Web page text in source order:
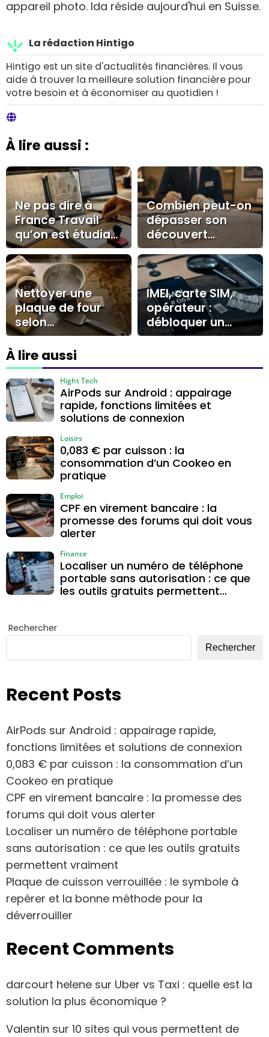
appareil photo. Ida réside aujourd'hui en Suisse.
La rédaction Hintigo
Hintigo est un site d'actualités financières. Il vous
aide à trouver la meilleure solution financière pour
votre besoin et à économiser au quotidien !
À lire aussi :
Ne pas dire à
France Travail
qu’on est étudiant
: le silence qui
peut coûter une
allocation
Combien peut-on
dépasser son
découvert
autorisé au Crédit
Agricole, à quel
coût et pendant
combien de
temps ?
Nettoyer une
plaque de four
selon
l’encrassement :
savon noir,
bicarbonate ou
dégraissant
IMEI, carte SIM,
opérateur :
débloquer un
téléphone tout
tromper
À lire aussi
AirPods sur Android : appairage
rapide, fonctions limitées et
solutions de connexion
Hight Tech
0,083 € par cuisson : la
consommation d’un Cookeo en
pratique
Loisirs
CPF en virement bancaire : la
promesse des forums qui doit vous
alerter
Emploi
Localiser un numéro de téléphone
portable sans autorisation : ce que
les outils gratuits permettent
Finance
Rechercher
Rechercher
Recent Posts
AirPods sur Android : appairage rapide,
fonctions limitées et solutions de connexion
0,083 € par cuisson : la consommation d’un
Cookeo en pratique
CPF en virement bancaire : la promesse des
forums qui doit vous alerter
Localiser un numéro de téléphone portable
sans autorisation : ce que les outils gratuits
permettent vraiment
Plaque de cuisson verrouillée : le symbole à
repérer et la bonne méthode pour la
déverrouiller
Recent Comments
darcourt helene sur Uber vs Taxi : quelle est la
solution la plus économique ?
Valentin sur 10 sites qui vous permettent de